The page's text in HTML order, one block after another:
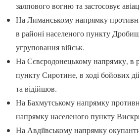
залпового вогню та застосовує
На Лиманському напрямку
в районі населеного пункту
угруповання військ.
На Сєвєродонецькому напрямку, в
пункту Сиротине, в ході бойових
та відійшов.
На Бахмутському напрямку
напрямку населеного пункту
На Авдіївському напрямку